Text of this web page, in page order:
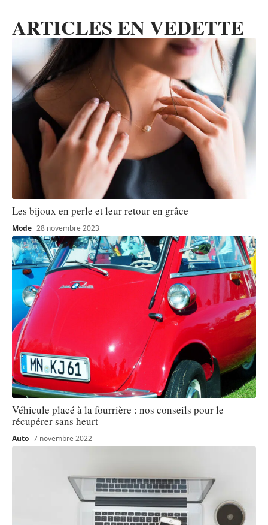
ARTICLES EN VEDETTE
Les bijoux en perle et leur retour en grâce
Mode 28 novembre 2023
Véhicule placé à la fourrière : nos conseils pour le
récupérer sans heurt
Auto 7 novembre 2022